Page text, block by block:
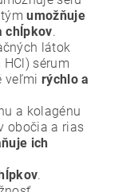
týmumožňuje
chĺpkov.
látok
sérum
veľmirýchlo a
a kolagénu
obočia a rias
ich
.